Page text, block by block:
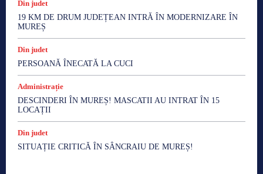
Din judet
19 KM DE DRUM JUDEȚEAN INTRĂ ÎN MODERNIZARE ÎN
MUREȘ
Din judet
PERSOANĂ ÎNECATĂ LA CUCI
Administrație
DESCINDERI ÎN MUREȘ! MASCATII AU INTRAT ÎN 15
LOCAȚII
Din judet
SITUAȚIE CRITICĂ ÎN SÂNCRAIU DE MUREȘ!